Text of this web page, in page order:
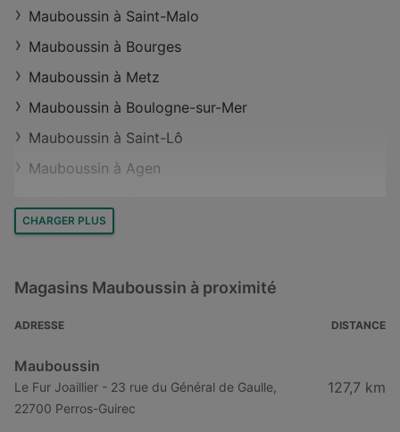
Magasins Mauboussin à Saint-Germain-en-Laye
Mauboussin à Saint-Malo
Mauboussin à Bourges
Mauboussin à Metz
Mauboussin à Boulogne-sur-Mer
Mauboussin à Saint-Lô
Mauboussin à Agen
Mauboussin à Poitiers
Mauboussin à Nîmes
Mauboussin à Nantes
Mauboussin à Nanterre
Mauboussin à Saint-Denis
CHARGER PLUS
Magasins Mauboussin à proximité
ADRESSE DISTANCE
Mauboussin
Le Fur Joaillier - 23 rue du Général de Gaulle,
22700 Perros-Guirec
127,7 km